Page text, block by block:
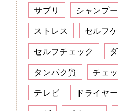
サプリ
シャンプー
ストレス
セルフ
セルフチェック
タンパク質
チェ
テレビ
ドライヤー